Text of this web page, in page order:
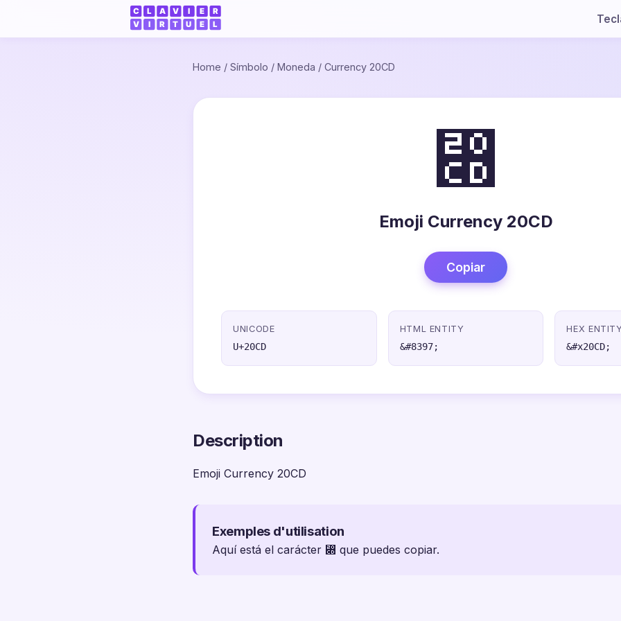
Home / Símbolo / Moneda / Currency 20CD
⃍
Emoji Currency 20CD
Copiar
UNICODE
U+20CD
HTML ENTITY
&#8397;
HEX
&#x20CD;
Description
Emoji Currency 20CD
Exemples d'utilisation
Aquí está el carácter ⃍ que puedes copiar.